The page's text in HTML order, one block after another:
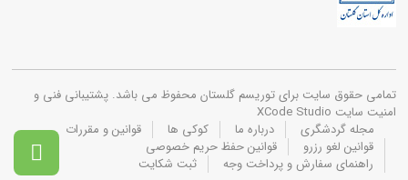

تمامی حقوق سایت برای توریسم گلستان محفوظ می باشد. پشتیبانی فنی و
امنیت سایت XCode Studio
مجله گردشگری
درباره ما کوکی ها
قوانین و مقررات
قوانین لغو رزرو
قوانین حفظ حریم خصوصی
راهنمای سفارش و پرداخت وجه
ثبت شکایت